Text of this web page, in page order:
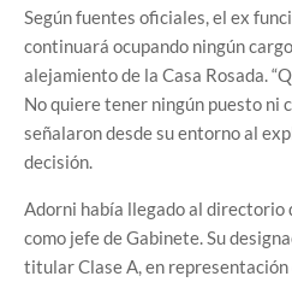
Según fuentes oficiales, el ex
continuará ocupando ningún
alejamiento de la Casa Rosada.
No quiere tener ningún puesto ni
señalaron desde su entorno al
decisión.
Adorni había llegado al directorio
como jefe de Gabinete. Su
titular Clase A, en representación